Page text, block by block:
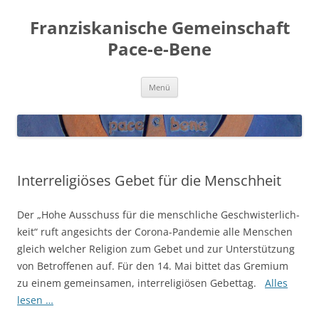
Franziskanische Gemeinschaft
Pace-e-Bene
Menü
Interreligiöses Gebet für die Menschheit
Der „Hohe Aus­schuss für die mensch­li­che Geschwis­ter­lich­
keit“ ruft ange­sichts der Coro­na-Pan­de­mie alle Men­schen
gleich wel­cher Reli­gi­on zum Gebet und zur Unter­stüt­zung
von Betrof­fe­nen auf. Für den 14. Mai bit­tet das Gre­mi­um
zu einem gemein­sa­men, inter­re­li­giö­sen Gebet­tag. Alles
lesen …